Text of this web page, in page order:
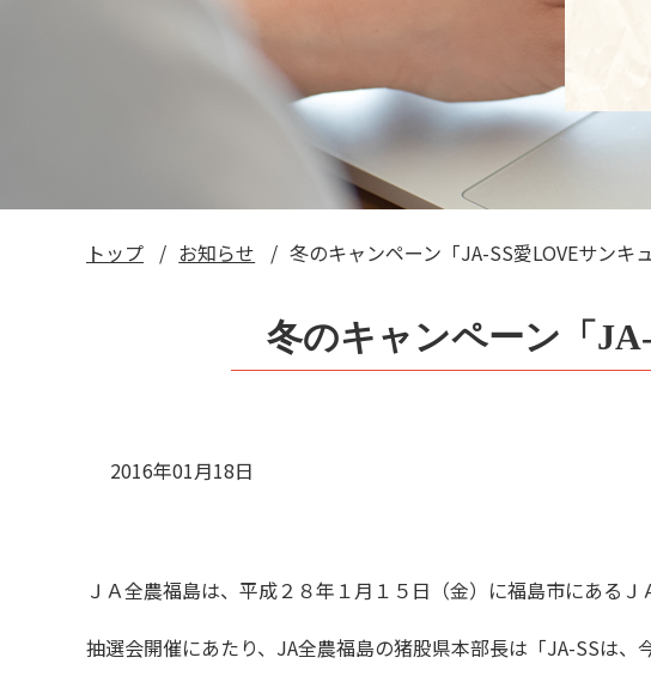
特別栽培農産物認証業務終了のお知らせ
葬儀・斎場案内
事業所・施設一覧
トップ お知らせ 冬のキャンペーン「JA-SS愛LOVEサンキ
冬のキャンペーン「
2016年01月18日
ＪＡ全農福島は、平成２８年１月１５日（金）に福島市にある
抽選会開催にあたり、JA全農福島の猪股県本部長は「JA-SSは